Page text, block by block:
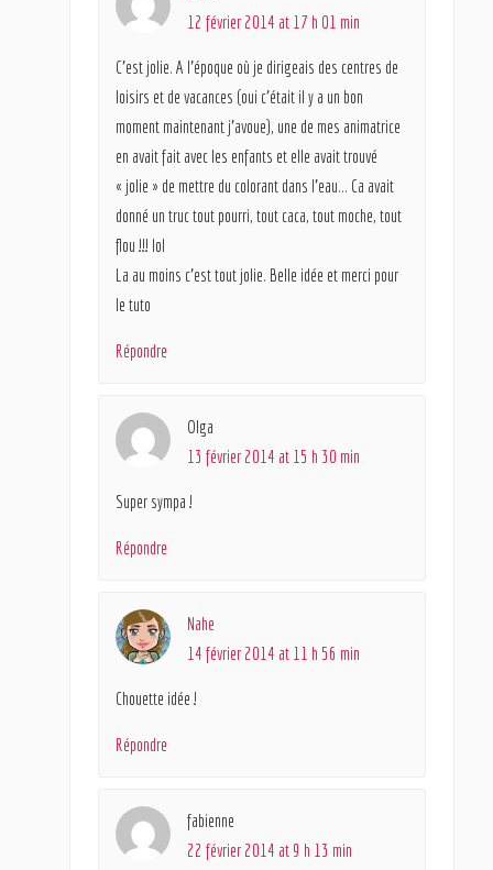
12 février 2014 at 17 h 01 min
C’est jolie. A l’époque où je dirigeais des centres de
loisirs et de vacances (oui c’était il y a un bon
moment maintenant j’avoue), une de mes animatrice
en avait fait avec les enfants et elle avait trouvé
« jolie » de mettre du colorant dans l’eau… Ca avait
donné un truc tout pourri, tout caca, tout moche, tout
flou !!! lol
La au moins c’est tout jolie. Belle idée et merci pour
le tuto
Répondre
Olga
13 février 2014 at 15 h 30 min
Super sympa !
Répondre
Nahe
14 février 2014 at 11 h 56 min
Chouette idée !
Répondre
fabienne
22 février 2014 at 9 h 13 min